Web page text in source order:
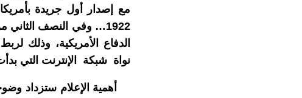
الدفاع الأمريكية، وذلك
نواة شبكة الإنترنت التي
أهمية الإعلام ستزداد